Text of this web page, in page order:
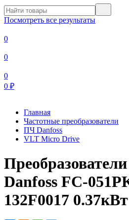
Посмотреть все результаты
0
0
0
0 ₽
Главная
Частотные преобразователи
ПЧ Danfoss
VLT Micro Drive
Danfoss FC-
132F0017 0.37кВт